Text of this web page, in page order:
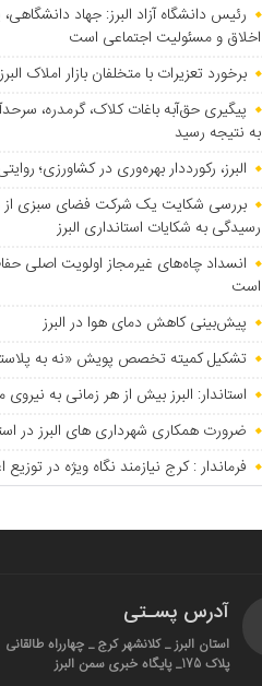
رئیس دانشگاه آزاد البرز: جهاد
اخلاق و مسئولیت اجتماعی است
برخورد تعزیرات با متخلفان بازار املاک البرز؛ ۱۱ واحد پلمب
پیگیری حق‌آبه باغات کلاک، گرمدره،
به نتیجه رسید
البرز، رکورددار بهره‌وری در کشاورزی؛
بررسی شکایت یک شرکت فضای سبزی
رسیدگی به شکایات استانداری البرز
انسداد چاه‌های غیرمجاز اولویت اصلی
است
پیش‌بینی کاهش دمای هوا در البرز
تشکیل کمیته تخصص پویش «نه به
استاندار: البرز بیش از هر زمانی به نیروی
ضرورت همکاری شهرداری های البرز در
فرماندار : کرج نیازمند نگاه ویژه در
آدرس پسـتی
استان البرز _ کلانشهر کرج _ چهارراه
پلاک 175_ پایگاه خبری سمن البرز